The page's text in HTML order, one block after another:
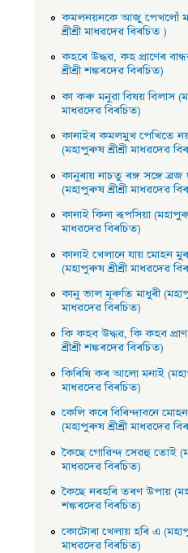
কমলনয়নকে আজু পেখলোঁ
শ্ৰীশ্ৰী মাধৱদেৱ বিৰচিত )
কহৰে উদ্ধৱ, কহ প্রাণেৰ
শ্ৰীশ্ৰী শঙ্কৰদেৱ বিৰচিত)
কা কৰু মনুৱা বিষয় বিলাস
মাধৱদেৱ বিৰচিত)
কানাইৰ কমলমুখ পেখিতে
(মহাপুৰুষ শ্ৰীশ্ৰী মাধৱদেৱ
কানুৰায় নাচতু ৰঙ্গ সঙ্গে ব্রজ
(মহাপুৰুষ শ্ৰীশ্ৰী মাধৱদেৱ
কানাই কিনা ৰূপসিয়া (মহাপুৰুষ
মাধৱদেৱ বিৰচিত)
কানাই খেলানে যায় মােহন
(মহাপুৰুষ শ্ৰীশ্ৰী মাধৱদেৱ
কানু ভাল মূৰুতি মাধুৰী
মাধৱদেৱ বিৰচিত)
কি কহব উদ্ধৱ, কি কহব
শ্ৰীশ্ৰী শঙ্কৰদেৱ বিৰচিত)
কিৰিষি কৰ আলাে মনাই
মাধৱদেৱ বিৰচিত)
কেলি কৰে বিৰিন্দাবনে
(মহাপুৰুষ শ্ৰীশ্ৰী মাধৱদেৱ
কৈছে গােৱিন্দ সেৱহু তােই
মাধৱদেৱ বিৰচিত)
কৈছে নৰহৰি তৰণ উপায়
শঙ্কৰদেৱ বিৰচিত)
কোটোৰা খেলায় হৰি এ
মাধৱদেৱ বিৰচিত)